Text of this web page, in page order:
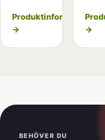
Produktinformation
→
→
BEHÖVER DU